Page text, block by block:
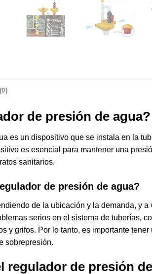
de presión de agua?
es un dispositivo que se instala en la
es esencial para mantener una
sanitarios.
de presión de agua?
de la ubicación y la demanda, y
serios en el sistema de tuberías,
y grifos. Por lo tanto, es importante
sobrepresión.
regulador de presión